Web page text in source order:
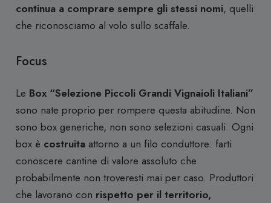
continua a comprare sempre gli stessi nomi, quelli
che riconosciamo al volo sullo scaffale.
Focus
Le Box “Selezione Piccoli Grandi Vignaioli Italiani”
sono nate proprio per rompere questa abitudine. Non
sono box generiche, non sono selezioni casuali. Ogni
box è costruitaattorno a un filo conduttore: farti
conoscere cantine di valore assoluto che
probabilmente non troveresti mai per caso. Produttori
che lavorano con rispetto per il territorio,